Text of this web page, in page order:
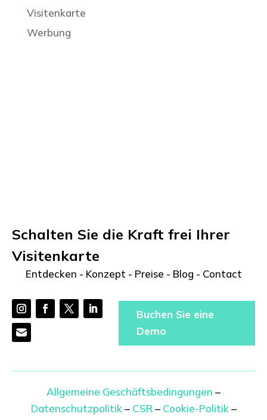
Visitenkarte
Werbung
Schalten Sie die Kraft frei Ihrer
Visitenkarte
Entdecken - Konzept - Preise - Blog - Contact
Buchen Sie eine
Demo
Allgemeine Geschäftsbedingungen –
Datenschutzpolitik– CSR– Cookie-Politik–